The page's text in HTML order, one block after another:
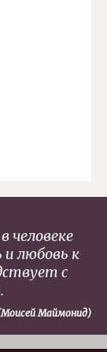
человеке
и любовь к
с
Маймонид)